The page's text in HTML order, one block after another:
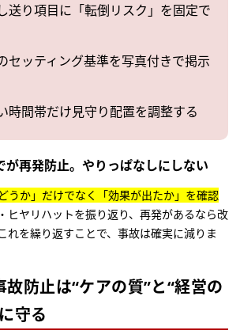
送り項目に「転倒リスク」を固定で
セッティング基準を写真付きで掲示
時間帯だけ見守り配置を調整する
が再発防止。やりっぱなしにしない
うか」だけでなく「効果が出たか」を確認
ヒヤリハットを振り返り、再発があるなら改
れを繰り返すことで、事故は確実に減りま
故防止は“ケアの質”と“経営の
守る